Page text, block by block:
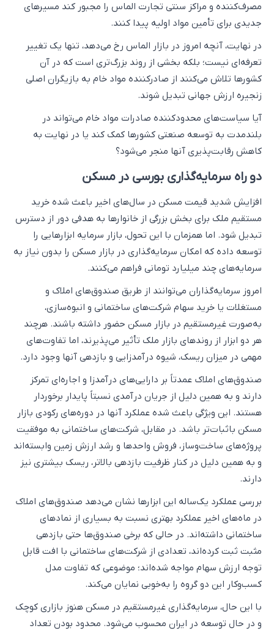
مصرف‌کننده و مراکز سنتی تجارت الماس را مجبور کند مسیرهای
جدیدی برای تأمین مواد اولیه پیدا کنند.
در نهایت، آنچه امروز در بازار الماس رخ می‌دهد، تنها یک تغییر
تعرفه‌ای نیست؛ بلکه بخشی از روند بزرگ‌تری است که در آن
کشورها تلاش می‌کنند از صادرکننده مواد خام به بازیگران اصلی
زنجیره ارزش جهانی تبدیل شوند.
آیا سیاست‌های محدودکننده صادرات مواد خام می‌تواند در
بلندمدت به توسعه صنعتی کشورها کمک کند یا در نهایت به
کاهش رقابت‌پذیری آنها منجر می‌شود؟
دو راه سرمایه‌گذاری بورسی در مسکن
افزایش شدید قیمت مسکن در سال‌های اخیر باعث شده خرید
مستقیم ملک برای بخش بزرگی از خانوارها به هدفی دور از دسترس
تبدیل شود. اما همزمان با این تحول، بازار سرمایه ابزارهایی را
توسعه داده که امکان سرمایه‌گذاری در بازار مسکن را بدون نیاز به
سرمایه‌های چند میلیارد تومانی فراهم می‌کنند.
امروز سرمایه‌گذاران می‌توانند از طریق صندوق‌های املاک و
مستغلات یا خرید سهام شرکت‌های ساختمانی و انبوه‌سازی،
به‌صورت غیرمستقیم در بازار مسکن حضور داشته باشند. هرچند
هر دو ابزار از روندهای بازار ملک تأثیر می‌پذیرند، اما تفاوت‌های
مهمی در میزان ریسک، شیوه درآمدزایی و بازدهی آنها وجود دارد.
صندوق‌های املاک عمدتاً بر دارایی‌های درآمدزا و اجاره‌ای تمرکز
دارند و به همین دلیل از جریان درآمدی نسبتاً پایدار برخوردار
هستند. این ویژگی باعث شده عملکرد آنها در دوره‌های رکودی بازار
مسکن باثبات‌تر باشد. در مقابل، شرکت‌های ساختمانی به موفقیت
پروژه‌های ساخت‌وساز، فروش واحدها و رشد ارزش زمین وابسته‌اند
و به همین دلیل در کنار ظرفیت بازدهی بالاتر، ریسک بیشتری نیز
دارند.
بررسی عملکرد یک‌ساله این ابزارها نشان می‌دهد صندوق‌های املاک
در ماه‌های اخیر عملکرد بهتری نسبت به بسیاری از نمادهای
ساختمانی داشته‌اند. در حالی که برخی صندوق‌ها حتی بازدهی
مثبت ثبت کرده‌اند، تعدادی از شرکت‌های ساختمانی با افت قابل
توجه ارزش سهام مواجه شده‌اند؛ موضوعی که تفاوت مدل
کسب‌وکار این دو گروه را به‌خوبی نمایان می‌کند.
با این حال، سرمایه‌گذاری غیرمستقیم در مسکن هنوز بازاری کوچک
و در حال توسعه در ایران محسوب می‌شود. محدود بودن تعداد